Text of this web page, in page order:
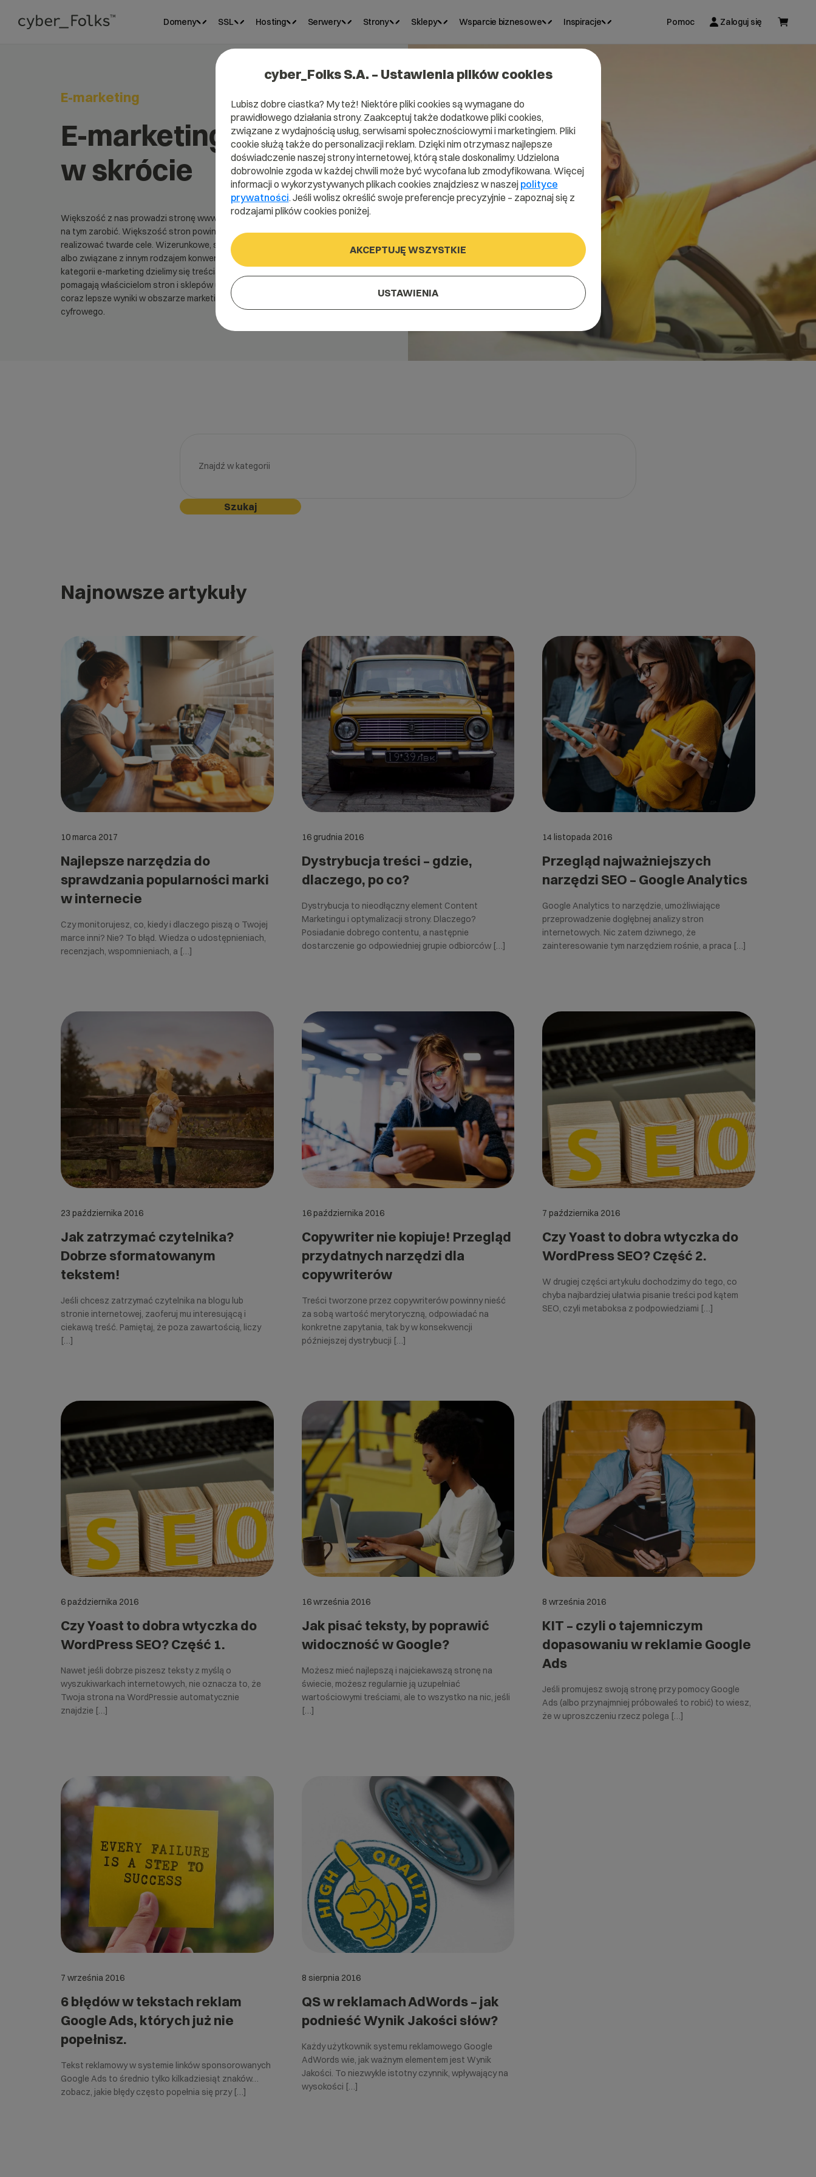
Domeny SSL Hosting Serwery Strony Sklepy Wsparcie biznesowe Inspiracje Pomoc Zaloguj się
E-marketing
E-marketing,
w skrócie
Większość z nas prowadzi stronę www po to, żeby
na tym zarobić. Większość stron powinna
realizować twarde cele. Wizerunkowe, sprzedażowe,
albo związane z innym rodzajem konwersji. W ramach
kategorii e-marketing dzielimy się treściami, które
pomagają właścicielom stron i sklepów uzyskiwać
coraz lepsze wyniki w obszarze marketingu
cyfrowego.
Szukaj
Najnowsze artykuły
10 marca 2017
Najlepsze narzędzia do
sprawdzania popularności marki
w internecie
Czy monitorujesz, co, kiedy i dlaczego piszą o Twojej
marce inni? Nie? To błąd. Wiedza o udostępnieniach,
recenzjach, wspomnieniach, a […]
16 grudnia 2016
Dystrybucja treści – gdzie,
dlaczego, po co?
Dystrybucja to nieodłączny element Content
Marketingu i optymalizacji strony. Dlaczego?
Posiadanie dobrego contentu, a następnie
dostarczenie go odpowiedniej grupie odbiorców […]
14 listopada 2016
Przegląd najważniejszych
narzędzi SEO – Google Analytics
Google Analytics to narzędzie, umożliwiające
przeprowadzenie dogłębnej analizy stron
internetowych. Nic zatem dziwnego, że
zainteresowanie tym narzędziem rośnie, a praca […]
23 października 2016
Jak zatrzymać czytelnika?
Dobrze sformatowanym
tekstem!
Jeśli chcesz zatrzymać czytelnika na blogu lub
stronie internetowej, zaoferuj mu interesującą i
ciekawą treść. Pamiętaj, że poza zawartością, liczy
[…]
16 października 2016
Copywriter nie kopiuje! Przegląd
przydatnych narzędzi dla
copywriterów
Treści tworzone przez copywriterów powinny nieść
za sobą wartość merytoryczną, odpowiadać na
konkretne zapytania, tak by w konsekwencji
późniejszej dystrybucji […]
7 października 2016
Czy Yoast to dobra wtyczka do
WordPress SEO? Część 2.
W drugiej części artykułu dochodzimy do tego, co
chyba najbardziej ułatwia pisanie treści pod kątem
SEO, czyli metaboksa z podpowiedziami […]
6 października 2016
Czy Yoast to dobra wtyczka do
WordPress SEO? Część 1.
Nawet jeśli dobrze piszesz teksty z myślą o
wyszukiwarkach internetowych, nie oznacza to, że
Twoja strona na WordPressie automatycznie
znajdzie […]
16 września 2016
Jak pisać teksty, by poprawić
widoczność w Google?
Możesz mieć najlepszą i najciekawszą stronę na
świecie, możesz regularnie ją uzupełniać
wartościowymi treściami, ale to wszystko na nic, jeśli
[…]
8 września 2016
KIT – czyli o tajemniczym
dopasowaniu w reklamie Google
Ads
Jeśli promujesz swoją stronę przy pomocy Google
Ads (albo przynajmniej próbowałeś to robić) to wiesz,
że w uproszczeniu rzecz polega […]
7 września 2016
6 błędów w tekstach reklam
Google Ads, których już nie
popełnisz.
Tekst reklamowy w systemie linków sponsorowanych
Google Ads to średnio tylko kilkadziesiąt znaków…
zobacz, jakie błędy często popełnia się przy […]
8 sierpnia 2016
QS w reklamach AdWords – jak
podnieść Wynik Jakości słów?
Każdy użytkownik systemu reklamowego Google
AdWords wie, jak ważnym elementem jest Wynik
Jakości. To niezwykle istotny czynnik, wpływający na
wysokości […]
cyber_Folks S.A. – Ustawienia plików cookies
Lubisz dobre ciastka? My też! Niektóre pliki cookies są wymagane do
prawidłowego działania strony. Zaakceptuj także dodatkowe pliki cookies,
związane z wydajnością usług, serwisami społecznościowymi i marketingiem. Pliki
cookie służą także do personalizacji reklam. Dzięki nim otrzymasz najlepsze
doświadczenie naszej strony internetowej, którą stale doskonalimy. Udzielona
dobrowolnie zgoda w każdej chwili może być wycofana lub zmodyfikowana. Więcej
informacji o wykorzystywanych plikach cookies znajdziesz w naszej polityce
prywatności. Jeśli wolisz określić swoje preferencje precyzyjnie – zapoznaj się z
rodzajami plików cookies poniżej.
AKCEPTUJĘ WSZYSTKIE
USTAWIENIA